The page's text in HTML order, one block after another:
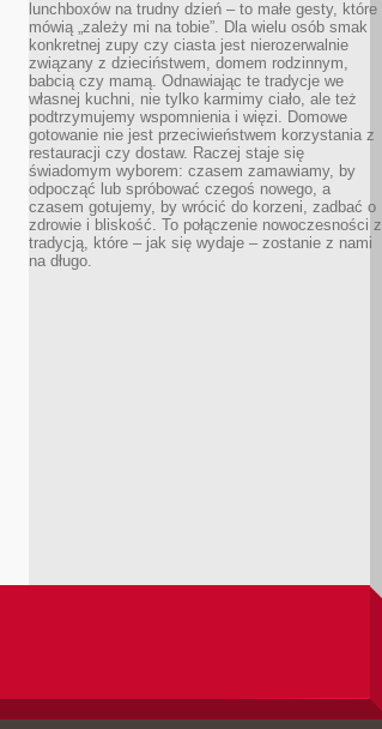
lunchboxów na trudny dzień – to małe gesty, które
mówią „zależy mi na tobie”. Dla wielu osób smak
konkretnej zupy czy ciasta jest nierozerwalnie
związany z dzieciństwem, domem rodzinnym,
babcią czy mamą. Odnawiając te tradycje we
własnej kuchni, nie tylko karmimy ciało, ale też
podtrzymujemy wspomnienia i więzi. Domowe
gotowanie nie jest przeciwieństwem korzystania z
restauracji czy dostaw. Raczej staje się
świadomym wyborem: czasem zamawiamy, by
odpocząć lub spróbować czegoś nowego, a
czasem gotujemy, by wrócić do korzeni, zadbać o
zdrowie i bliskość. To połączenie nowoczesności z
tradycją, które – jak się wydaje – zostanie z nami
na długo.